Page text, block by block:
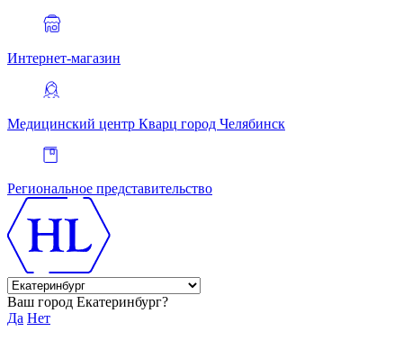
Интернет-магазин
Медицинский центр Кварц город Челябинск
Региональное представительство
Ваш город Екатеринбург?
Да Нет